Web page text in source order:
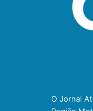
O Jornal